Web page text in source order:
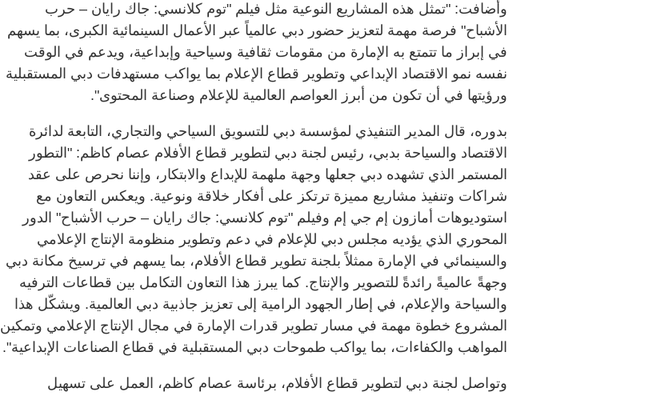
وأضافت: "تمثل هذه المشاريع النوعية مثل فيلم "توم كلانسي: جاك رايان – حرب
الأشباح" فرصة مهمة لتعزيز حضور دبي عالمياً عبر الأعمال السينمائية الكبرى، بما يسهم
في إبراز ما تتمتع به الإمارة من مقومات ثقافية وسياحية وإبداعية، ويدعم في الوقت
نفسه نمو الاقتصاد الإبداعي وتطوير قطاع الإعلام بما يواكب مستهدفات دبي المستقبلية
ورؤيتها في أن تكون من أبرز العواصم العالمية للإعلام وصناعة المحتوى".
بدوره، قال المدير التنفيذي لمؤسسة دبي للتسويق السياحي والتجاري، التابعة لدائرة
الاقتصاد والسياحة بدبي، رئيس لجنة دبي لتطوير قطاع الأفلام عصام كاظم: "التطور
المستمر الذي تشهده دبي جعلها وجهة ملهمة للإبداع والابتكار، وإننا نحرص على عقد
شراكات وتنفيذ مشاريع مميزة ترتكز على أفكار خلاقة ونوعية. ويعكس التعاون مع
استوديوهات أمازون إم جي إم وفيلم "توم كلانسي: جاك رايان – حرب الأشباح" الدور
المحوري الذي يؤديه مجلس دبي للإعلام في دعم وتطوير منظومة الإنتاج الإعلامي
والسينمائي في الإمارة ممثلاً بلجنة تطوير قطاع الأفلام، بما يسهم في ترسيخ مكانة دبي
وجهةً عالميةً رائدةً للتصوير والإنتاج. كما يبرز هذا التعاون التكامل بين قطاعات الترفيه
والسياحة والإعلام، في إطار الجهود الرامية إلى تعزيز جاذبية دبي العالمية. ويشكّل هذا
المشروع خطوة مهمة في مسار تطوير قدرات الإمارة في مجال الإنتاج الإعلامي وتمكين
المواهب والكفاءات، بما يواكب طموحات دبي المستقبلية في قطاع الصناعات الإبداعية".
وتواصل لجنة دبي لتطوير قطاع الأفلام، برئاسة عصام كاظم، العمل على تسهيل